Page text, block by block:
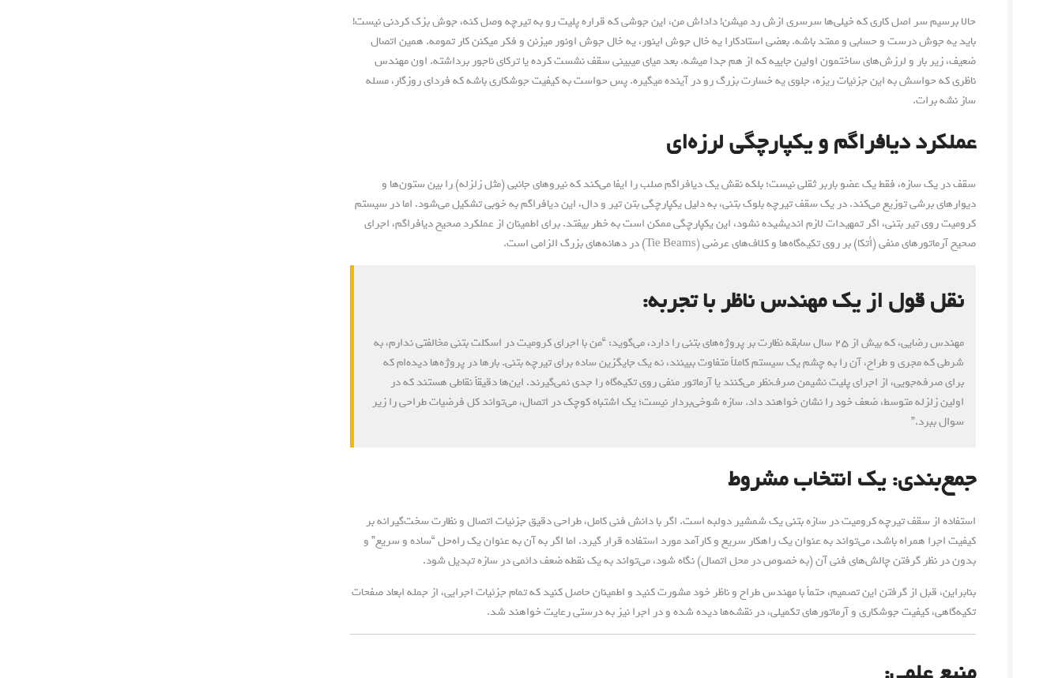
حالا برسیم سر اصل کاری که خیلی‌ها سرسری ازش رد میشن! داداش من، این جوشی که قراره پلیت رو به تیرچه وصل کنه، جوش بزک کردنی نیست!
باید یه جوش درست و حسابی و ممتد باشه. بعضی استادکارا یه خال جوش اینور، یه خال جوش اونور میزنن و فکر میکنن کار تمومه. همین اتصال
ضعیف، زیر بار و لرزش‌های ساختمون اولین جاییه که از هم جدا میشه. بعد میای میبینی سقف نشست کرده یا ترکای ناجور برداشته. اون مهندس
ناظری که حواسش به این جزئیات ریزه، جلوی یه خسارت بزرگ رو در آینده میگیره. پس حواست به کیفیت جوشکاری باشه که فردای روزگار، مسله
ساز نشه برات.
عملکرد دیافراگم و یکپارچگی لرزه‌ای
سقف در یک سازه، فقط یک عضو باربر ثقلی نیست؛ بلکه نقش یک دیافراگم صلب را ایفا می‌کند که نیروهای جانبی (مثل زلزله) را بین ستون‌ها و
دیوارهای برشی توزیع می‌کند. در یک سقف تیرچه بلوک بتنی، به دلیل یکپارچگی بتن تیر و دال، این دیافراگم به خوبی تشکیل می‌شود. اما در سیستم
کرومیت روی تیر بتنی، اگر تمهیدات لازم اندیشیده نشود، این یکپارچگی ممکن است به خطر بیفتد. برای اطمینان از عملکرد صحیح دیافراگم، اجرای
صحیح آرماتورهای منفی (اُتکا) بر روی تکیه‌گاه‌ها و کلاف‌های عرضی (Tie Beams) در دهانه‌های بزرگ الزامی است.
نقل قول از یک مهندس ناظر با تجربه:
مهندس رضایی، که بیش از ۲۵ سال سابقه نظارت بر پروژه‌های بتنی را دارد، می‌گوید: “من با اجرای کرومیت در اسکلت بتنی مخالفتی ندارم، به
شرطی که مجری و طراح، آن را به چشم یک سیستم کاملاً متفاوت ببینند، نه یک جایگزین ساده برای تیرچه بتنی. بارها در پروژه‌ها دیده‌ام که
برای صرفه‌جویی، از اجرای پلیت نشیمن صرف‌نظر می‌کنند یا آرماتور منفی روی تکیه‌گاه را جدی نمی‌گیرند. این‌ها دقیقاً نقاطی هستند که در
اولین زلزله متوسط، ضعف خود را نشان خواهند داد. سازه شوخی‌بردار نیست؛ یک اشتباه کوچک در اتصال، می‌تواند کل فرضیات طراحی را زیر
سوال ببرد.”
جمع‌بندی: یک انتخاب مشروط
استفاده از سقف تیرچه کرومیت در سازه بتنی یک شمشیر دولبه است. اگر با دانش فنی کامل، طراحی دقیق جزئیات اتصال و نظارت سخت‌گیرانه بر
کیفیت اجرا همراه باشد، می‌تواند به عنوان یک راهکار سریع و کارآمد مورد استفاده قرار گیرد. اما اگر به آن به عنوان یک راه‌حل “ساده و سریع” و
بدون در نظر گرفتن چالش‌های فنی آن (به خصوص در محل اتصال) نگاه شود، می‌تواند به یک نقطه ضعف دائمی در سازه تبدیل شود.
بنابراین، قبل از گرفتن این تصمیم، حتماً با مهندس طراح و ناظر خود مشورت کنید و اطمینان حاصل کنید که تمام جزئیات اجرایی، از جمله ابعاد صفحات
تکیه‌گاهی، کیفیت جوشکاری و آرماتورهای تکمیلی، در نقشه‌ها دیده شده و در اجرا نیز به درستی رعایت خواهند شد.